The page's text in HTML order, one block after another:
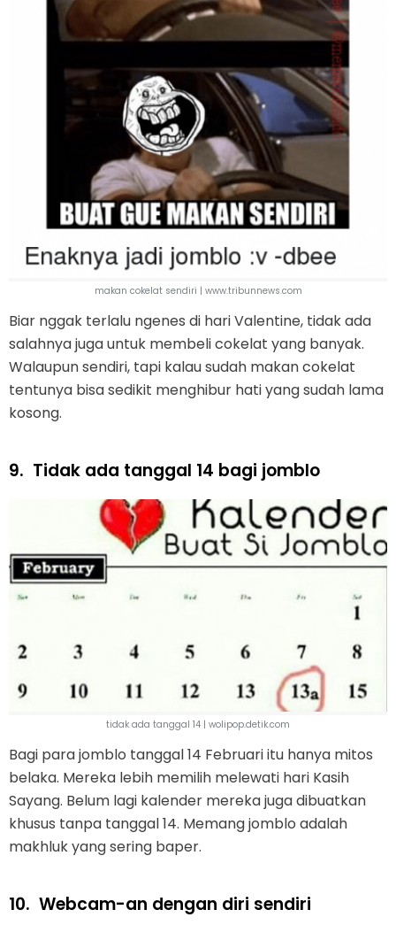
makan cokelat sendiri | www.tribunnews.com
Biar nggak terlalu ngenes di hari Valentine, tidak ada
salahnya juga untuk membeli cokelat yang banyak.
Walaupun sendiri, tapi kalau sudah makan cokelat
tentunya bisa sedikit menghibur hati yang sudah lama
kosong.
9. Tidak ada tanggal 14 bagi jomblo
tidak ada tanggal 14 | wolipop.detik.com
Bagi para jomblo tanggal 14 Februari itu hanya mitos
belaka. Mereka lebih memilih melewati hari Kasih
Sayang. Belum lagi kalender mereka juga dibuatkan
khusus tanpa tanggal 14. Memang jomblo adalah
makhluk yang sering baper.
10. Webcam-an dengan diri sendiri